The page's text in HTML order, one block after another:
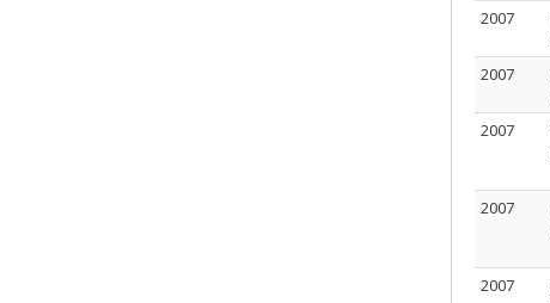
2007
2007
2007
2007
2007